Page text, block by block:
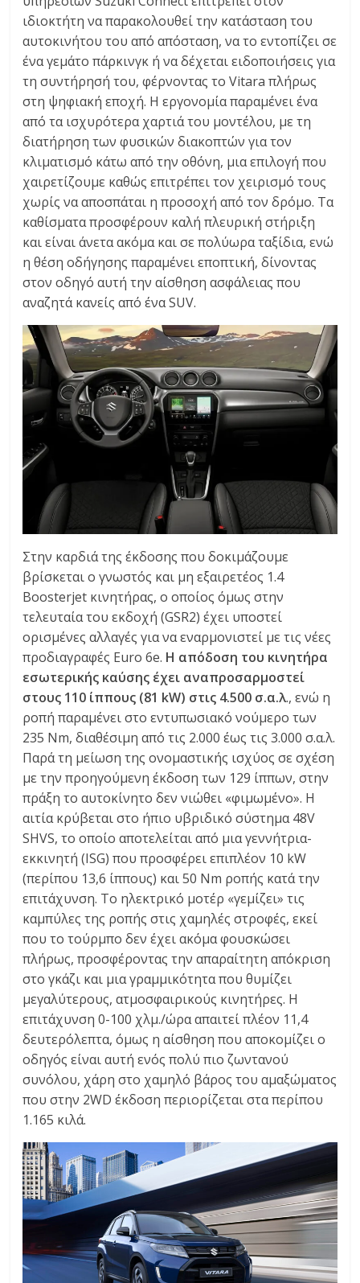
ιδιοκτήτη να παρακολουθεί την κατάσταση του
αυτοκινήτου του από απόσταση, να το εντοπίζει σε
ένα γεμάτο πάρκινγκ ή να δέχεται ειδοποιήσεις για
τη συντήρησή του, φέρνοντας το Vitara πλήρως
στη ψηφιακή εποχή. Η εργονομία παραμένει ένα
από τα ισχυρότερα χαρτιά του μοντέλου, με τη
διατήρηση των φυσικών διακοπτών για τον
κλιματισμό κάτω από την οθόνη, μια επιλογή που
χαιρετίζουμε καθώς επιτρέπει τον χειρισμό τους
χωρίς να αποσπάται η προσοχή από τον δρόμο. Τα
καθίσματα προσφέρουν καλή πλευρική στήριξη
και είναι άνετα ακόμα και σε πολύωρα ταξίδια, ενώ
η θέση οδήγησης παραμένει εποπτική, δίνοντας
στον οδηγό αυτή την αίσθηση ασφάλειας που
αναζητά κανείς από ένα SUV.
Στην καρδιά της έκδοσης που δοκιμάζουμε
βρίσκεται ο γνωστός και μη εξαιρετέος 1.4
Boosterjet κινητήρας, ο οποίος όμως στην
τελευταία του εκδοχή (GSR2) έχει υποστεί
ορισμένες αλλαγές για να εναρμονιστεί με τις νέες
προδιαγραφές Euro 6e. Η απόδοση του κινητήρα
εσωτερικής καύσης έχει αναπροσαρμοστεί
στους 110 ίππους (81 kW) στις 4.500 σ.α.λ., ενώ η
ροπή παραμένει στο εντυπωσιακό νούμερο των
235 Nm, διαθέσιμη από τις 2.000 έως τις 3.000 σ.α.λ.
Παρά τη μείωση της ονομαστικής ισχύος σε σχέση
με την προηγούμενη έκδοση των 129 ίππων, στην
πράξη το αυτοκίνητο δεν νιώθει «φιμωμένο». Η
αιτία κρύβεται στο ήπιο υβριδικό σύστημα 48V
SHVS, το οποίο αποτελείται από μια γεννήτρια-
εκκινητή (ISG) που προσφέρει επιπλέον 10 kW
(περίπου 13,6 ίππους) και 50 Nm ροπής κατά την
επιτάχυνση. Το ηλεκτρικό μοτέρ «γεμίζει» τις
καμπύλες της ροπής στις χαμηλές στροφές, εκεί
που το τούρμπο δεν έχει ακόμα φουσκώσει
πλήρως, προσφέροντας την απαραίτητη απόκριση
στο γκάζι και μια γραμμικότητα που θυμίζει
μεγαλύτερους, ατμοσφαιρικούς κινητήρες. Η
επιτάχυνση 0-100 χλμ./ώρα απαιτεί πλέον 11,4
δευτερόλεπτα, όμως η αίσθηση που αποκομίζει ο
οδηγός είναι αυτή ενός πολύ πιο ζωντανού
συνόλου, χάρη στο χαμηλό βάρος του αμαξώματος
που στην 2WD έκδοση περιορίζεται στα περίπου
1.165 κιλά.